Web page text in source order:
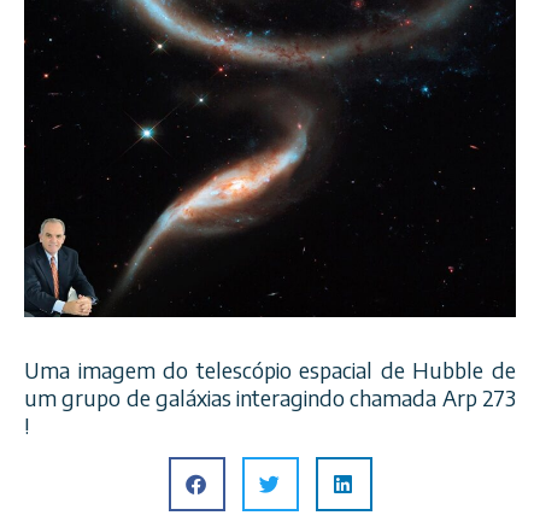
Uma imagem do telescópio espacial de Hubble de
um grupo de galáxias interagindo chamada Arp 273
!